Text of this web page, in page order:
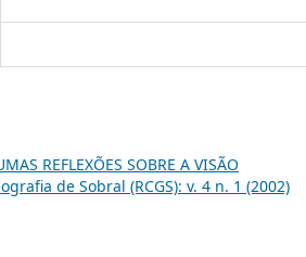
REFLEXÕES SOBRE A VISÃO
de Sobral (RCGS): v. 4 n. 1 (2002)